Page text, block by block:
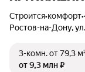
Строится•комфорт•
Ростов-на-Дону,
3-комн.от 79,3
от 9,3 млн ₽